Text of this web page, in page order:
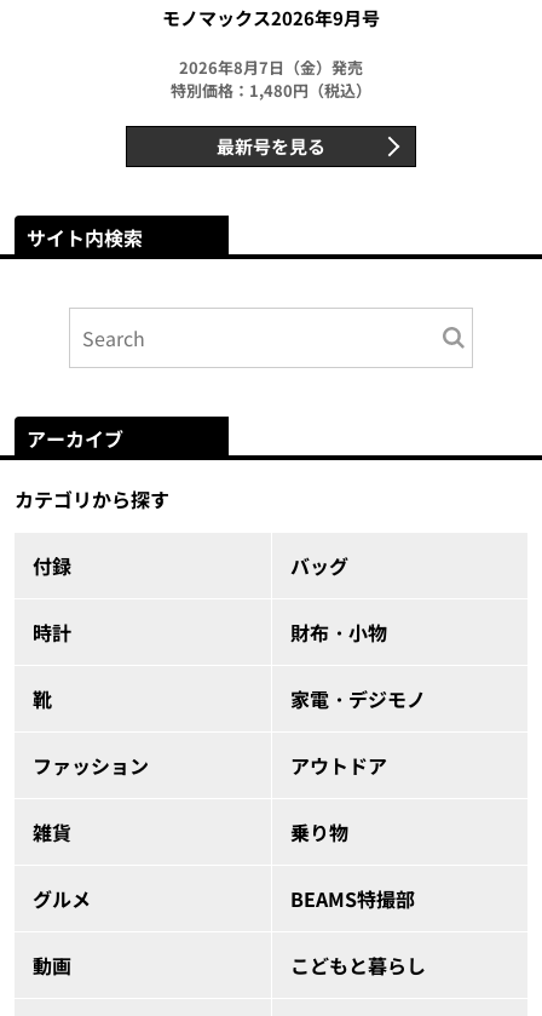
モノマックス2026年9月号
2026年8月7日（金）発売
特別価格：1,480円（税込）
最新号を見る
サイト内検索
アーカイブ
カテゴリから探す
付録 バッグ
時計 財布・小物
靴 家電・デジモノ
ファッション アウトドア
雑貨 乗り物
グルメ BEAMS特撮部
動画 こどもと暮らし